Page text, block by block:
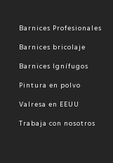
Barnices Profesionales
Barnices bricolaje
Barnices Ignífugos
Pintura en polvo
Valresa en EEUU
Trabaja con nosotros